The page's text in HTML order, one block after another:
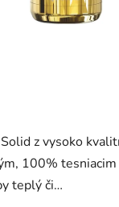
z vysoko
100% tesniacim
teplý či…